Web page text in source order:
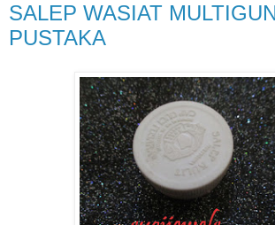
SALEP WASIAT
PUSTAKA